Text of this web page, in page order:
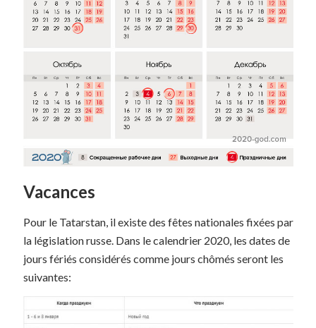
Vacances
Pour le Tatarstan, il existe des fêtes nationales fixées par
la législation russe. Dans le calendrier 2020, les dates de
jours fériés considérés comme jours chômés seront les
suivantes: